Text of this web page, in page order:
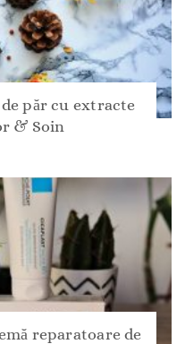
păr cu extracte
& Soin
reparatoare de